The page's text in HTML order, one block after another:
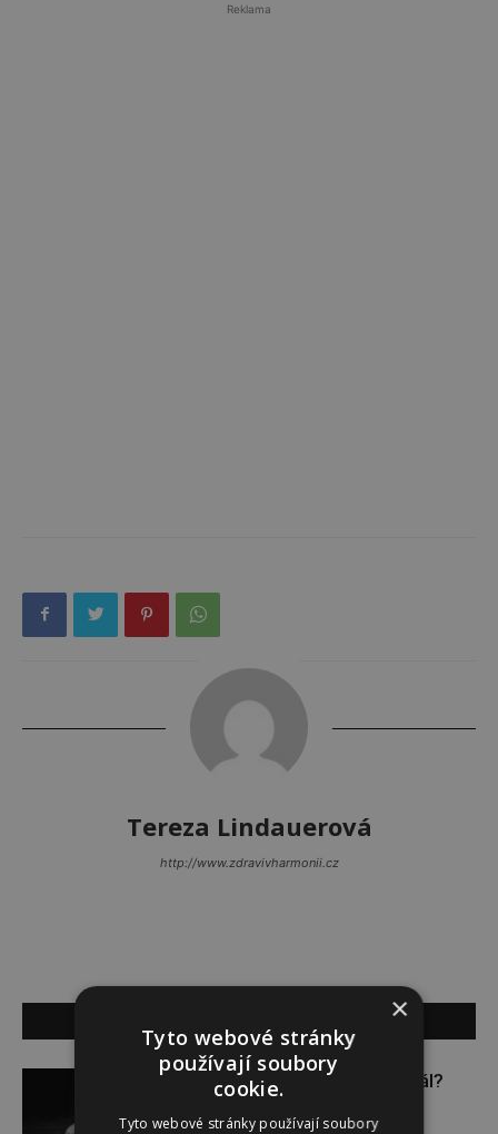
Reklama
Tereza Lindauerová
http://www.zdravivharmonii.cz
Budou se vraždit malé děti dál?
×
Tyto webové stránky
používají soubory
cookie.
Tyto webové stránky používají soubory